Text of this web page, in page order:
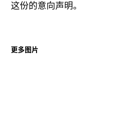
这份的意向声明。
更多图片